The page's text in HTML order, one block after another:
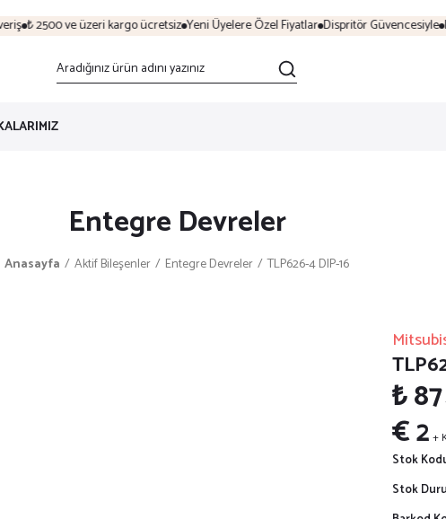
₺ 2500 ve üzeri kargo ücretsiz Yeni Üyelere Özel Fiyatlar Dispritör Güvencesiyle
Entegre Devreler
Anasayfa Aktif Bileşenler Entegre Devreler TLP626-4 DIP-16
₺ 87
€ 2 +
Stok
Stok